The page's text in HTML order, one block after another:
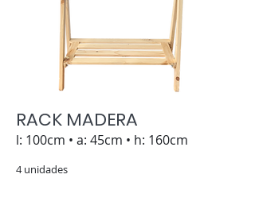
RACK MADERA
l: 100cm • a: 45cm • h: 160cm
4 unidades